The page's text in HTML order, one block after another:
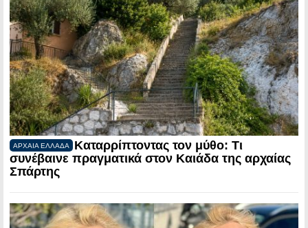
ΑΡΧΑΙΑ ΕΛΛΑΔΑ
Καταρρίπτοντας τον μύθο: Τι
συνέβαινε πραγματικά στον Καιάδα της αρχαίας
Σπάρτης